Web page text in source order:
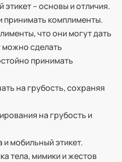
этикет – основы и отличия.
принимать комплименты.
что они могут дать
можно сделать
принимать
на грубость, сохраняя
на грубость и
мобильный этикет.
тела, мимики и жестов